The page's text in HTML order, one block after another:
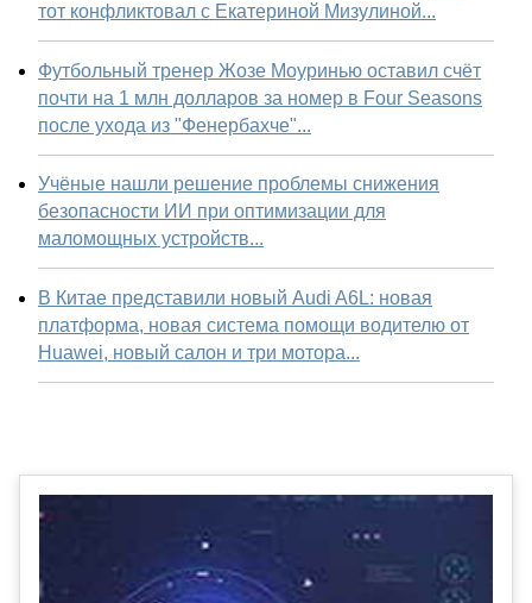
тот конфликтовал с Екатериной Мизулиной...
Футбольный тренер Жозе Моуринью оставил счёт
почти на 1 млн долларов за номер в Four Seasons
после ухода из "Фенербахче"...
Учёные нашли решение проблемы снижения
безопасности ИИ при оптимизации для
маломощных устройств...
В Китае представили новый Audi A6L: новая
платформа, новая система помощи водителю от
Huawei, новый салон и три мотора...